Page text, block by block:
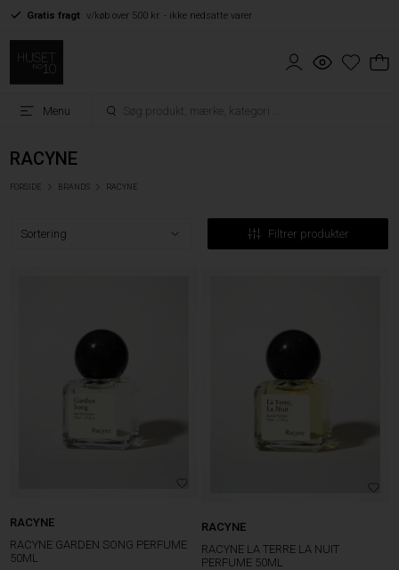
Gratis fragt v/køb over 500 kr. - ikke nedsatte varer
Menu
RACYNE
FORSIDE BRANDS RACYNE
Filtrer produkter
RACYNE
RACYNE GARDEN SONG PERFUME
50ML
RACYNE
RACYNE LA TERRE LA NUIT
PERFUME 50ML